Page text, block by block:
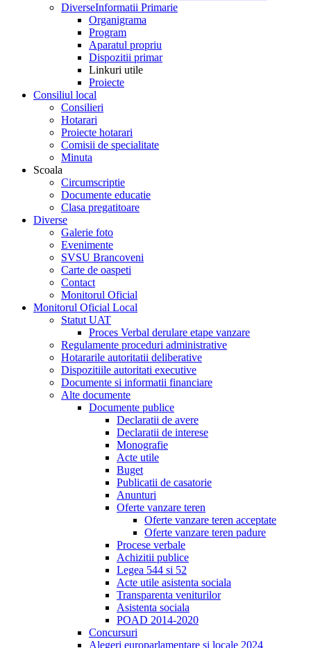
DiverseInformatii Primarie
Organigrama
Program
Aparatul propriu
Dispozitii primar
Linkuri utile
Proiecte
Consiliul local
Consilieri
Hotarari
Proiecte hotarari
Comisii de specialitate
Minuta
Scoala
Circumscriptie
Documente educatie
Clasa pregatitoare
Diverse
Galerie foto
Evenimente
SVSU Brancoveni
Carte de oaspeti
Contact
Monitorul Oficial
Monitorul Oficial Local
Statut UAT
Proces Verbal derulare etape vanzare
Regulamente proceduri administrative
Hotararile autoritatii deliberative
Dispozitiile autoritati executive
Documente si informatii financiare
Alte documente
Documente publice
Declaratii de avere
Declaratii de interese
Monografie
Acte utile
Buget
Publicatii de casatorie
Anunturi
Oferte vanzare teren
Oferte vanzare teren acceptate
Oferte vanzare teren padure
Procese verbale
Achizitii publice
Legea 544 si 52
Acte utile asistenta sociala
Transparenta veniturilor
Asistenta sociala
POAD 2014-2020
Concursuri
Alegeri europarlamentare si locale 2024